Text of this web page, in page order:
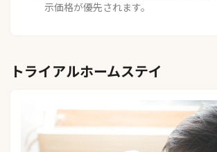
示価格が優先されます。
トライアルホームステイ